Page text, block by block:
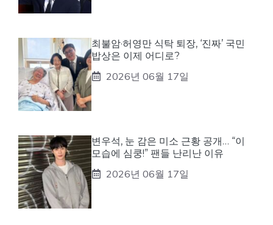
최불암·허영만 식탁 퇴장, ‘진짜’ 국민
밥상은 이제 어디로?
2026년 06월 17일
변우석, 눈 감은 미소 근황 공개… “이
모습에 심쿵!” 팬들 난리난 이유
2026년 06월 17일